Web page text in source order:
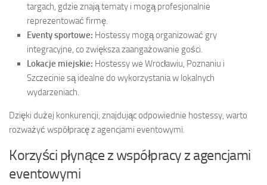
targach, gdzie znają tematy i mogą profesjonalnie
reprezentować firmę.
Eventy sportowe: Hostessy mogą organizować gry
integracyjne, co zwiększa zaangażowanie gości.
Lokacje miejskie: Hostessy we Wrocławiu, Poznaniu i
Szczecinie są idealne do wykorzystania w lokalnych
wydarzeniach.
Dzięki dużej konkurencji, znajdując odpowiednie hostessy, warto
rozważyć współpracę z agencjami eventowymi.
Korzyści płynące z współpracy z agencjami
eventowymi